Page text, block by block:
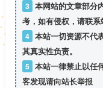
3 本网站的文章部分
考，如有侵权，请联系
4 本站一切资源不代
其真实性负责。
5 本站一律禁止以任
客发现请向站长举报